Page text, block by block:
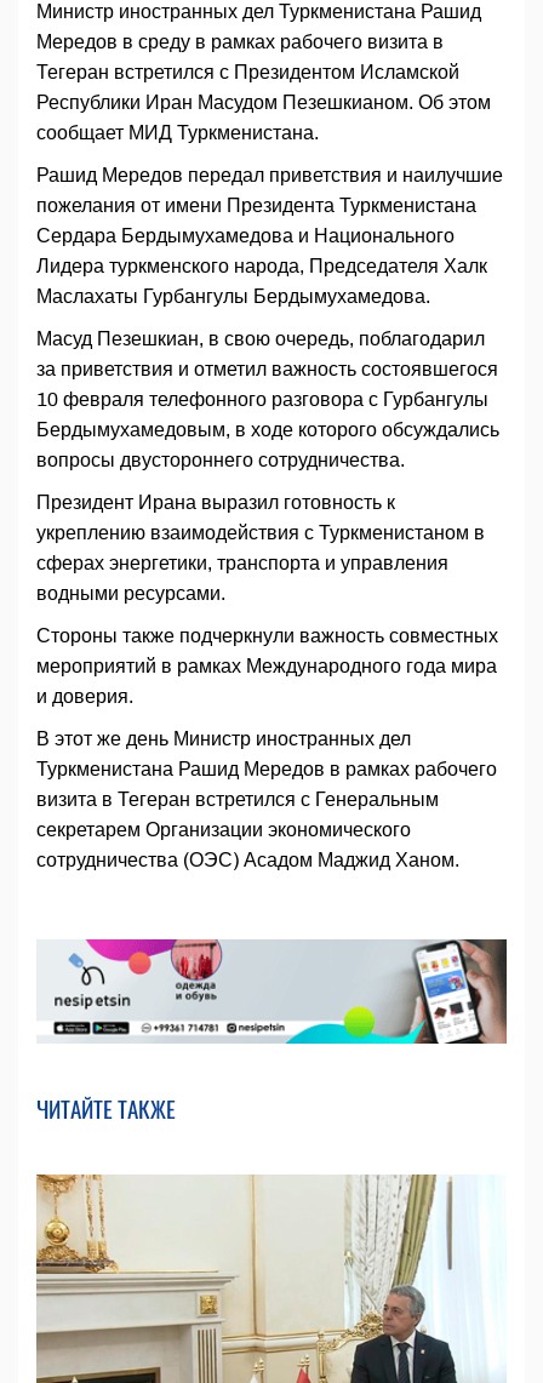
Министр иностранных дел Туркменистана Рашид
Мередов в среду в рамках рабочего визита в
Тегеран встретился с Президентом Исламской
Республики Иран Масудом Пезешкианом. Об этом
сообщает МИД Туркменистана.
Рашид Мередов передал приветствия и наилучшие
пожелания от имени Президента Туркменистана
Сердара Бердымухамедова и Национального
Лидера туркменского народа, Председателя Халк
Маслахаты Гурбангулы Бердымухамедова.
Масуд Пезешкиан, в свою очередь, поблагодарил
за приветствия и отметил важность состоявшегося
10 февраля телефонного разговора с Гурбангулы
Бердымухамедовым, в ходе которого обсуждались
вопросы двустороннего сотрудничества.
Президент Ирана выразил готовность к
укреплению взаимодействия с Туркменистаном в
сферах энергетики, транспорта и управления
водными ресурсами.
Стороны также подчеркнули важность совместных
мероприятий в рамках Международного года мира
и доверия.
В этот же день Министр иностранных дел
Туркменистана Рашид Мередов в рамках рабочего
визита в Тегеран встретился с Генеральным
секретарем Организации экономического
сотрудничества (ОЭС) Асадом Маджид Ханом.
ЧИТАЙТЕ ТАКЖЕ